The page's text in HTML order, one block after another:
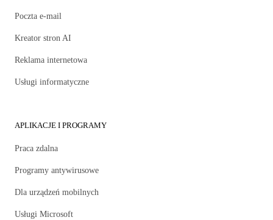
Poczta e-mail
Kreator stron AI
Reklama internetowa
Usługi informatyczne
APLIKACJE I PROGRAMY
Praca zdalna
Programy antywirusowe
Dla urządzeń mobilnych
Usługi Microsoft